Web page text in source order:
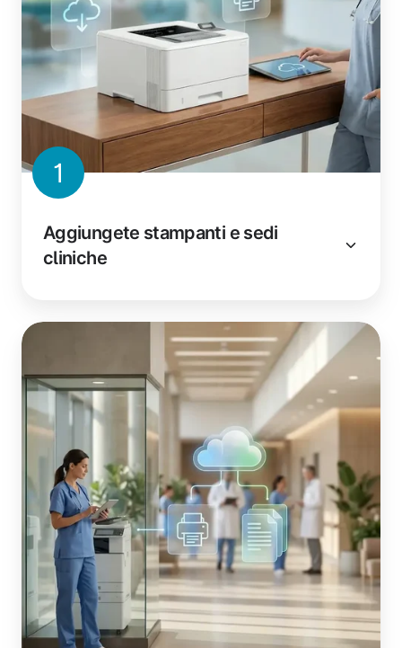
1
Aggiungete stampanti e sedi
cliniche